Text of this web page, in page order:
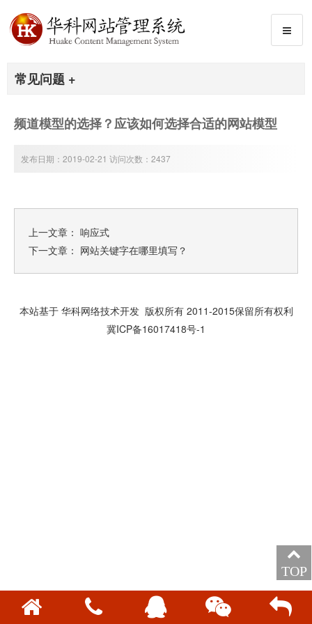
常见问题 +
频道模型的选择？应该如何选择合适的网站模型
发布日期：2019-02-21 访问次数：2437
上一文章： 响应式
下一文章： 网站关键字在哪里填写？
本站基于 华科网络技术开发 版权所有 2011-2015保留所有权利
冀ICP备16017418号-1
TOP